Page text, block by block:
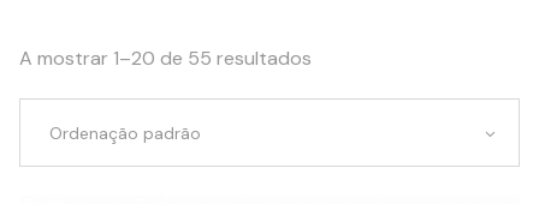
A mostrar 1–20 de 55 resultados
Ordenação padrão